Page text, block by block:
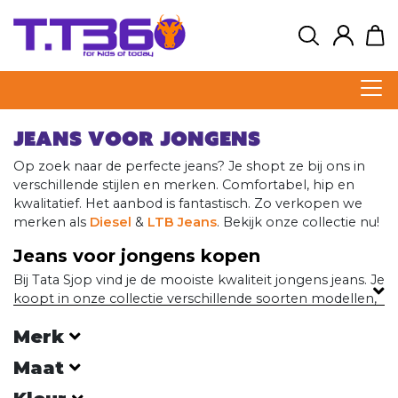
Jeans voor jongens
Op zoek naar de perfecte jeans? Je shopt ze bij ons in
verschillende stijlen en merken. Comfortabel, hip en
kwalitatief. Het aanbod is fantastisch. Zo verkopen we
merken als Diesel & LTB Jeans. Bekijk onze collectie nu!
Jeans voor jongens kopen
Bij Tata Sjop vind je de mooiste kwaliteit jongens jeans. Je
koopt in onze collectie verschillende soorten modellen,
verkopen zijn eindeloos te combineren en gaan een
in onze collectie, kun je ze voor elke gelegenheid dragen.
Kies bijvoorbeeld het stoere skinny model. Deze zijn
Merk
Maat